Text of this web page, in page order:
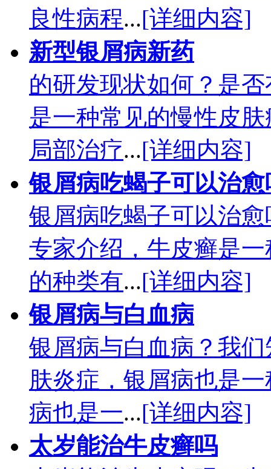
良性病程...[详细内容]
新型银屑病新药
的研发现状如何？是
是一种常见的慢性皮
局部治疗...[详细内容]
银屑病吃蝎子可以治愈
银屑病吃蝎子可以治
专家介绍，牛皮癣是
的种类有...[详细内容]
银屑病与白血病
银屑病与白血病？我
肤炎症，银屑病也是
病也是一...[详细内容]
太岁能治牛皮癣吗